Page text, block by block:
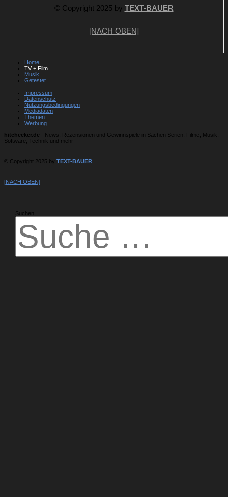
© Copyright 2025 by TEXT-BAUER
[NACH OBEN]
Home
TV + Film
Musik
Getestet
Impressum
Datenschutz
Nutzungsbedingungen
Mediadaten
Themen
Werbung
hitchecker.de - News, Rezensionen und Gewinnspiele in Sachen Serien, Filme, Musik,
Software, Technik und mehr
© Copyright 2025 by TEXT-BAUER
[NACH OBEN]
Suchen